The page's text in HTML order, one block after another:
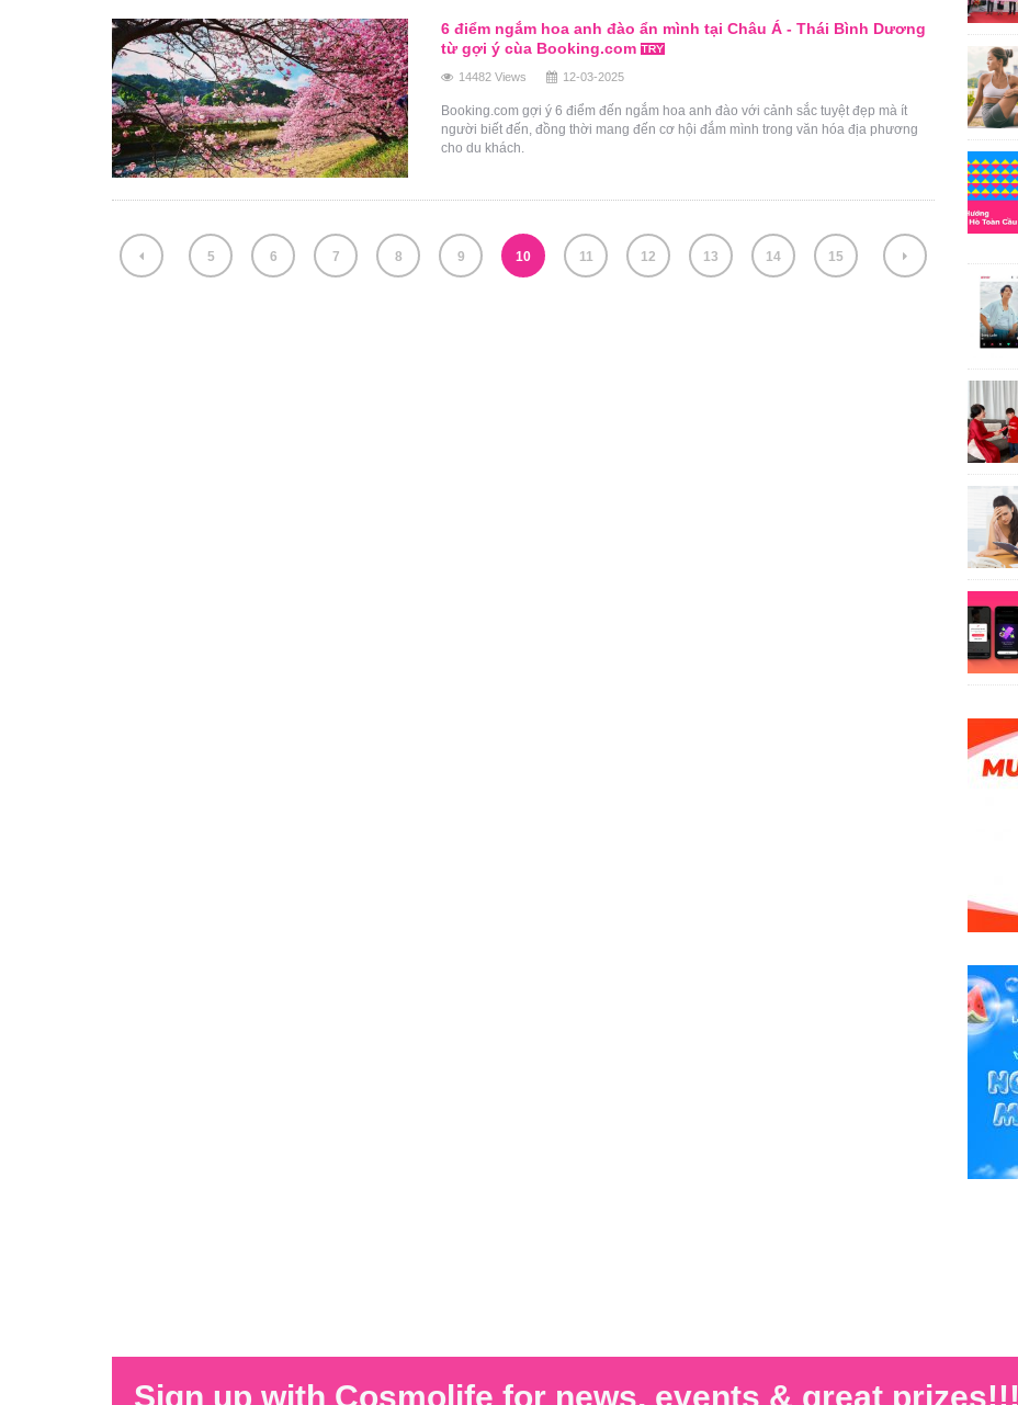
6 điểm ngắm hoa anh đào ẩn mình tại Châu Á - Thái Bình Dương
từ gợi ý cùa Booking.com
14482 Views 12-03-2025
Booking.com gợi ý 6 điểm đến ngắm hoa anh đào với cảnh sắc tuyệt đẹp mà ít
người biết đến, đồng thời mang đến cơ hội đắm mình trong văn hóa địa phương
cho du khách.
5 6 7 8 9 10 11 12 13 14 15
Sign up with Cosmolife for news, events & great prizes!!!